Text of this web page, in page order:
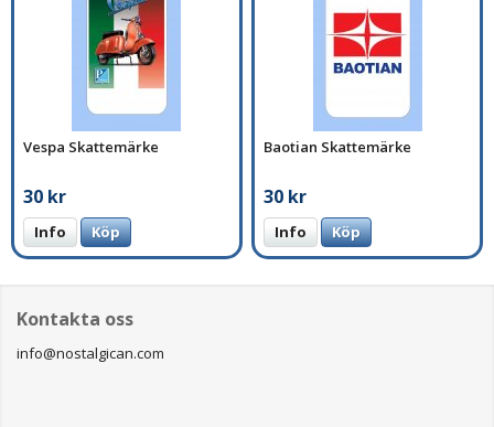
Vespa Skattemärke
30 kr
Info Köp
Baotian Skattemärke
30 kr
Info Köp
Kontakta oss
info@nostalgican.com